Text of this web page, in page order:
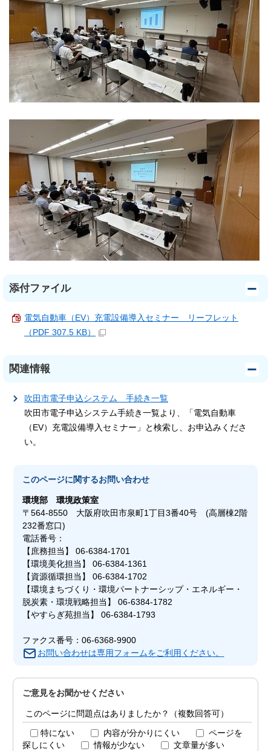
添付ファイル
電気自動車（EV）充電設備導入セミナー リーフレット
（PDF 307.5 KB）
関連情報
吹田市電子申込システム 手続き一覧
吹田市電子申込システム手続き一覧より、「電気自動車
（EV）充電設備導入セミナー」と検索し、お申込みくださ
い。
このページに関するお問い合わせ
環境部環境政策室
〒564-8550 大阪府吹田市泉町1丁目3番40号 (高層棟2階
232番窓口)
電話番号：
【庶務担当】 06-6384-1701
【環境美化担当】 06-6384-1361
【資源循環担当】 06-6384-1702
【環境まちづくり・環境パートナーシップ・エネルギー・
脱炭素・環境戦略担当】 06-6384-1782
【やすらぎ苑担当】 06-6384-1793
ファクス番号：06-6368-9900
お問い合わせは専用フォームをご利用ください。
ご意見をお聞かせください
このページに問題点はありましたか？（複数回答可）
特にない 内容が分かりにくい
ページを
探しにくい
情報が少ない 文章量が多い